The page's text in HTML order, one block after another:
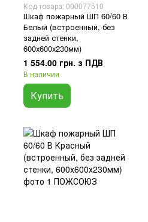
Код товара: 000077510
Шкаф пожарный ШП 60/60 В
Белый (встроенный, без
задней стенки,
600х600х230мм)
1 554.00 грн. з ПДВ
В наличии
Купить